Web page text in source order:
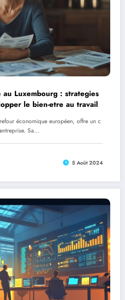
Luxembourg : strategies
le bien-etre au travail
économique européen, offre un c
Sa…
5 Août 2024